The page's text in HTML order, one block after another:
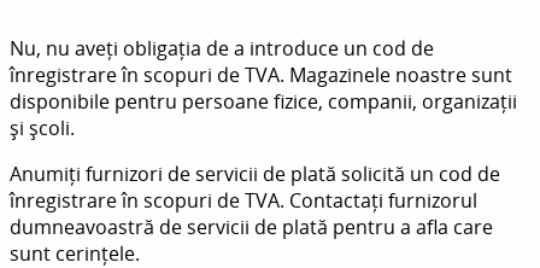
Nu, nu aveți obligația de a introduce un cod de
înregistrare în scopuri de TVA. Magazinele noastre sunt
disponibile pentru persoane fizice, companii, organizații
și școli.
Anumiți furnizori de servicii de plată solicită un cod de
înregistrare în scopuri de TVA. Contactați furnizorul
dumneavoastră de servicii de plată pentru a afla care
sunt cerințele.